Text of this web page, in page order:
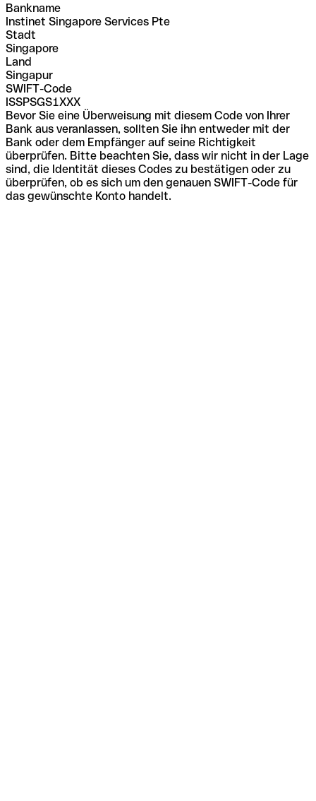
Bankname
Instinet Singapore Services Pte
Stadt
Singapore
Land
Singapur
SWIFT-Code
ISSPSGS1XXX
Bevor Sie eine Überweisung mit diesem Code von Ihrer
Bank aus veranlassen, sollten Sie ihn entweder mit der
Bank oder dem Empfänger auf seine Richtigkeit
überprüfen. Bitte beachten Sie, dass wir nicht in der Lage
sind, die Identität dieses Codes zu bestätigen oder zu
überprüfen, ob es sich um den genauen SWIFT-Code für
das gewünschte Konto handelt.